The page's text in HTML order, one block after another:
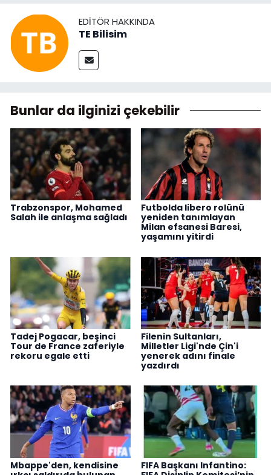
EDITÖR HAKKINDA
TE Bilisim
Bunlar da ilginizi çekebilir
Trabzonspor, Mohamed
Salah ile anlaşma sağladı
Futbolda libero rolünü
yeniden tanımlayan
Milan efsanesi Baresi,
yaşamını yitirdi
Tadej Pogacar, beşinci
Tour de France zaferiyle
rekoru egale etti
Filenin Sultanları,
Milletler Ligi'nde Çin'i
yenerek adını finale
yazdırdı
Mbappe'den, kendisine
FIFA Başkanı Infantino: